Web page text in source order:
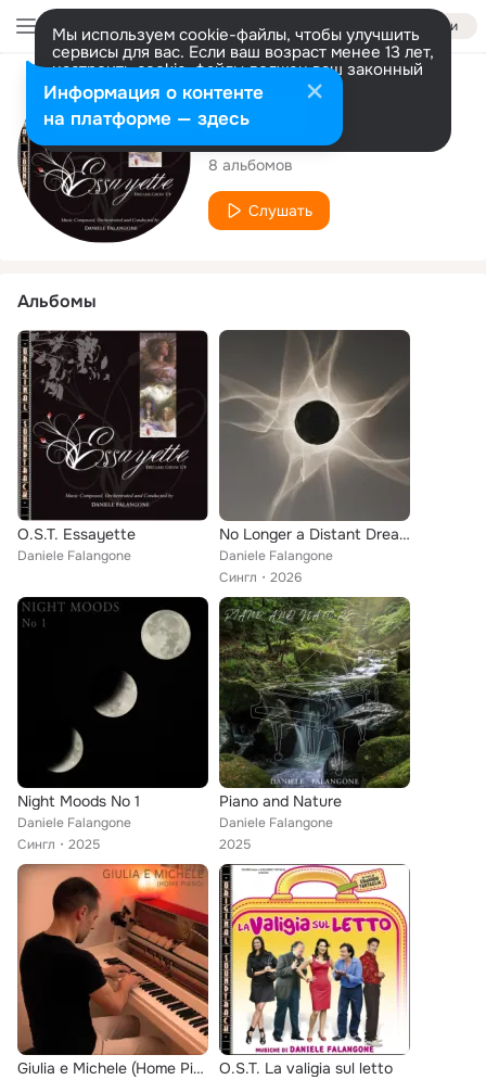
Войти
Мы используем cookie-файлы, чтобы улучшить
сервисы для вас. Если ваш возраст менее 13 лет,
настроить cookie-файлы должен ваш законный
представитель. Больше информации
Разрешить все Настроить
Исполнитель
Daniele Falangone
8 альбомов
Слушать
Альбомы
O.S.T. Essayette
Daniele Falangone
No Longer a Distant Dream
Daniele Falangone
Сингл
2026
Night Moods No 1
Daniele Falangone
Сингл
2025
Piano and Nature
Daniele Falangone
2025
Giulia e Michele (Home Piano) O.S.T. La valigia sul letto
Информация о контенте
на платформе — здесь